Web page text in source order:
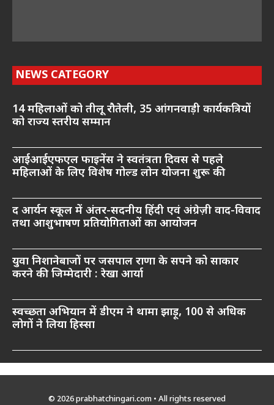
NEWS CATEGORY
14 महिलाओं को तीलू रौतेली, 35 आंगनवाड़ी कार्यकत्रियों
को राज्य स्तरीय सम्मान
आईआईएफएल फाइनेंस ने स्वतंत्रता दिवस से पहले
महिलाओं के लिए विशेष गोल्ड लोन योजना शुरू की
द आर्यन स्कूल में अंतर-सदनीय हिंदी एवं अंग्रेज़ी वाद-विवाद
तथा आशुभाषण प्रतियोगिताओं का आयोजन
युवा निशानेबाजों पर जसपाल राणा के सपने को साकार
करने की जिम्मेदारी : रेखा आर्या
स्वच्छता अभियान में डीएम ने थामा झाड़ू, 100 से अधिक
लोगों ने लिया हिस्सा
© 2026 prabhatchingari.com • All rights reserved